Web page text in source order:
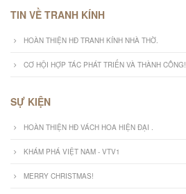
TIN VỀ TRANH KÍNH
HOÀN THIỆN HĐ TRANH KÍNH NHÀ THỜ.
CƠ HỘI HỢP TÁC PHÁT TRIỂN VÀ THÀNH CÔNG!
SỰ KIỆN
HOÀN THIỆN HĐ VÁCH HOA HIỆN ĐẠI .
KHÁM PHÁ VIỆT NAM - VTV1
MERRY CHRISTMAS!